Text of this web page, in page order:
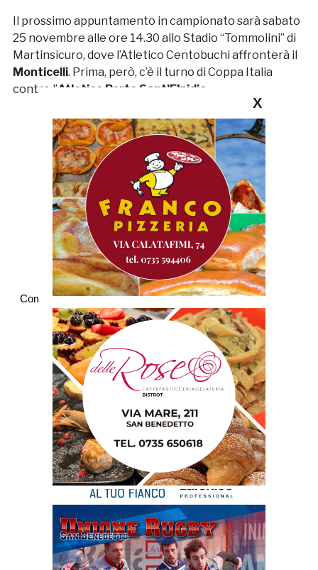
Il prossimo appuntamento in campionato sarà sabato
25 novembre alle ore 14.30 allo Stadio “Tommolini” di
Martinsicuro, dove l’Atletico Centobuchi affronterà il
Monticelli. Prima, però, c’è il turno di Coppa Italia
contro l’ Atletico Porto Sant’Elpidio
Commenti
X